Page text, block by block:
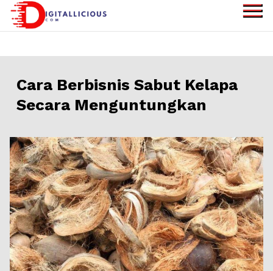
Skip
Information
Cara Berbisnis Sabut Kelapa
Secara Menguntungkan